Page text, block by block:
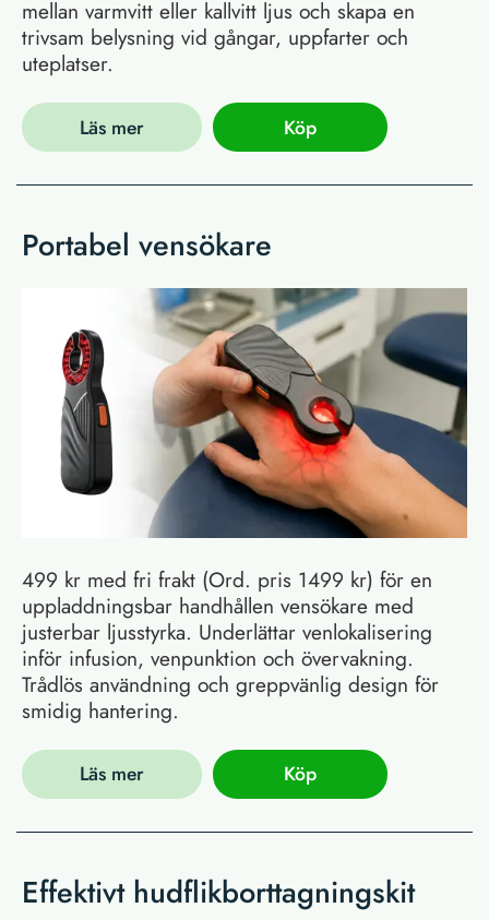
mellan varmvitt eller kallvitt ljus och skapa en
trivsam belysning vid gångar, uppfarter och
uteplatser.
Läs mer Köp
Portabel vensökare
499 kr med fri frakt (Ord. pris 1499 kr) för en
uppladdningsbar handhållen vensökare med
justerbar ljusstyrka. Underlättar venlokalisering
inför infusion, venpunktion och övervakning.
Trådlös användning och greppvänlig design för
smidig hantering.
Läs mer Köp
Effektivt hudflikborttagningskit